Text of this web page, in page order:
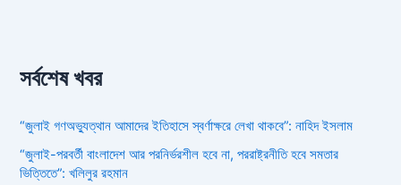
সর্বশেষ খবর
“জুলাই গণঅভ্যুত্থান আমাদের ইতিহাসে স্বর্ণাক্ষরে লেখা থাকবে”: নাহিদ ইসলাম
“জুলাই-পরবর্তী বাংলাদেশ আর পরনির্ভরশীল হবে না, পররাষ্ট্রনীতি হবে সমতার
ভিত্তিতে”: খলিলুর রহমান